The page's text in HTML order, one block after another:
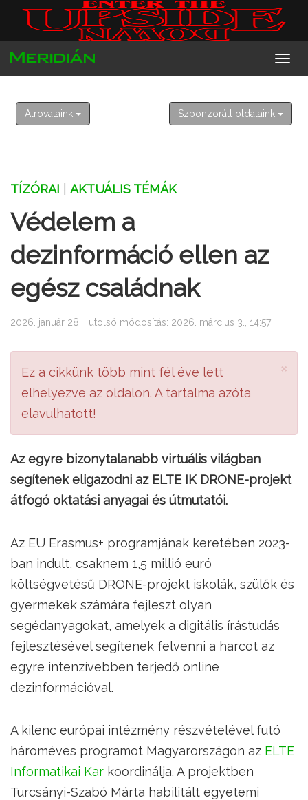
2026. augusztus 7. péntek
Ibolya
Alrovataink Szponzorált oldalaink
TÍZÓRAI AKTUÁLIS TÉMÁK
Védelem a
dezinformáció ellen az
egész családnak
2026. január 28. | utolsó módosítás: 2026. március 3., 14:57
×
Ez a cikkünk több mint fél éve lett
elhelyezve az oldalon. A tartalma azóta
elavulhatott!
Az egyre bizonytalanabb virtuális világban
segítenek eligazodni az ELTE IK DRONE-projekt
átfogó oktatási anyagai és útmutatói.
Az EU Erasmus+ programjának keretében 2023-
ban indult, csaknem 1,5 millió euró
költségvetésű DRONE-projekt iskolák, szülők és
gyermekek számára fejleszt olyan
segédanyagokat, amelyek a digitális írástudás
fejlesztésével segítenek felvenni a harcot az
egyre intenzívebben terjedő online
dezinformációval.
A kilenc európai intézmény részvételével futó
hároméves programot Magyarországon az ELTE
Informatikai Kar koordinálja. A projektben
Turcsányi-Szabó Márta habilitált egyetemi